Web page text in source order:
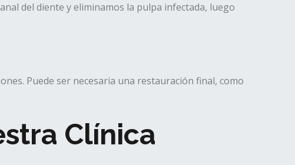
del diente y eliminamos la pulpa infectada, luego
Puede ser necesaria una restauración final, como
Clínica